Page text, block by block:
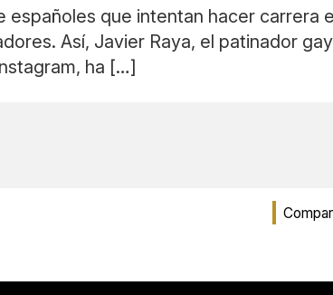
que intentan hacer carrera
Así, Javier Raya, el patinador
ha […]